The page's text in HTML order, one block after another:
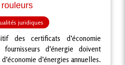
rouleurs
juridiques
des certificats d’économie
d’énergie doivent
d’énergies annuelles.